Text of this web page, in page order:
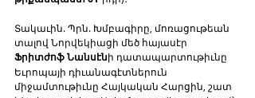
Տակաւին. Պրն. Խմբագիրը, մոռացութեան
տալով Նորվեկիացի մեծ հայասէր
Ֆրիտժոֆ Նանսէնի դատապարտութիւնը
Եւրոպայի դիւանագէտներուն
միջամտութիւնը Հայկական Հարցին, շատ